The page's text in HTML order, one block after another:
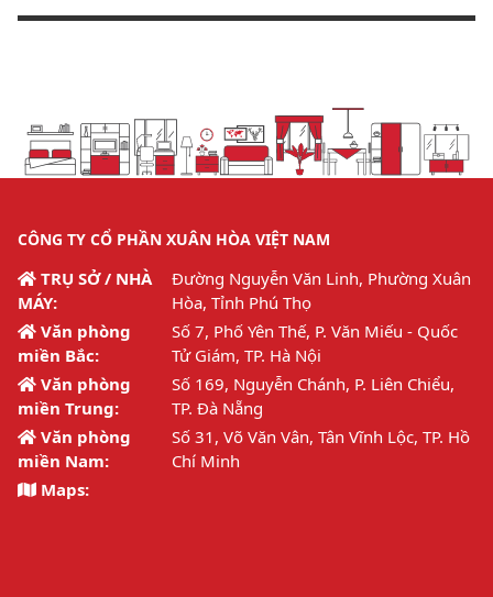
CÔNG TY CỔ PHẦN XUÂN HÒA VIỆT NAM
TRỤ SỞ / NHÀ
MÁY:
Đường Nguyễn Văn Linh, Phường Xuân
Hòa, Tỉnh Phú Thọ
Văn phòng
miền Bắc:
Số 7, Phố Yên Thế, P. Văn Miếu - Quốc
Tử Giám, TP. Hà Nội
Văn phòng
miền Trung:
Số 169, Nguyễn Chánh, P. Liên Chiểu,
TP. Đà Nẵng
Văn phòng
miền Nam:
Số 31, Võ Văn Vân, Tân Vĩnh Lộc, TP. Hồ
Chí Minh
Maps: